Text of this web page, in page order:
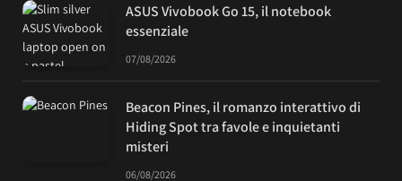
ASUS Vivobook Go 15, il notebook
essenziale
07/08/2026
Beacon Pines, il romanzo interattivo di
Hiding Spot tra favole e inquietanti
misteri
06/08/2026